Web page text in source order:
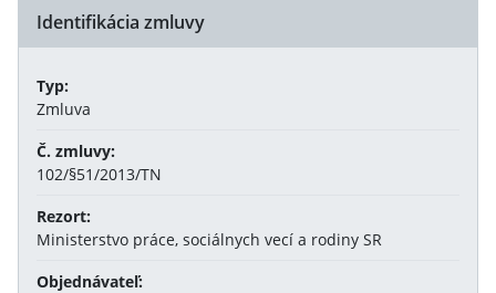
Identifikácia zmluvy
Typ:
Zmluva
Č. zmluvy:
102/§51/2013/TN
Rezort:
Ministerstvo práce, sociálnych vecí a rodiny SR
Objednávateľ: